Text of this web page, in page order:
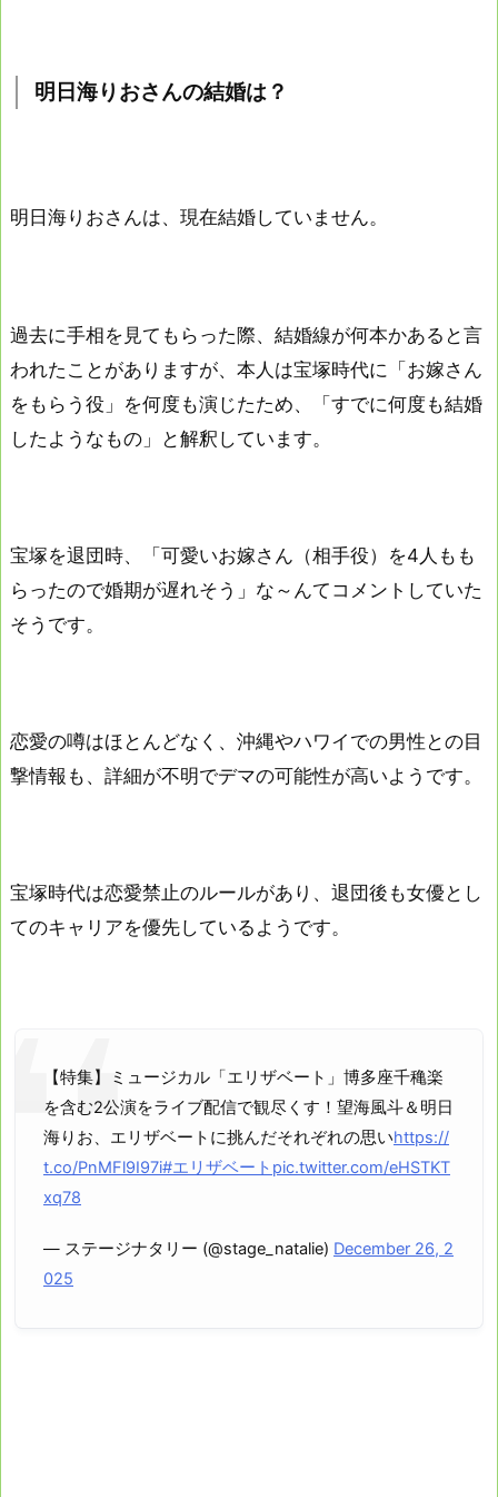
明日海りおさんの結婚は？
明日海りおさんは、現在結婚していません。
過去に手相を見てもらった際、結婚線が何本かあると言
われたことがありますが、本人は宝塚時代に「お嫁さん
をもらう役」を何度も演じたため、「すでに何度も結婚
したようなもの」と解釈しています。
宝塚を退団時、「可愛いお嫁さん（相手役）を4人もも
らったので婚期が遅れそう」な～んてコメントしていた
そうです。
恋愛の噂はほとんどなく、沖縄やハワイでの男性との目
撃情報も、詳細が不明でデマの可能性が高いようです。
宝塚時代は恋愛禁止のルールがあり、退団後も女優とし
てのキャリアを優先しているようです。
【特集】ミュージカル「エリザベート」博多座千穐楽
を含む2公演をライブ配信で観尽くす！望海風斗＆明日
海りお、エリザベートに挑んだそれぞれの思いhttps://
t.co/PnMFl9I97i#エリザベート pic.twitter.com/eHSTKT
xq78
— ステージナタリー (@stage_natalie) December 26, 2
025